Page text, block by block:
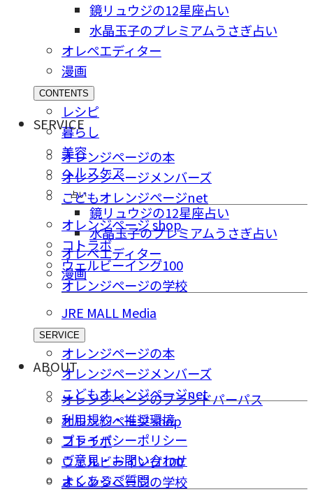
鏡リュウジの12星座占い
水晶玉子のプレミアムうさぎ占い
オレペエディター
漫画
CONTENTS
レシピ
暮らし
美容
ヘルスケア
占い
鏡リュウジの12星座占い
水晶玉子のプレミアムうさぎ占い
オレペエディター
漫画
SERVICE
オレンジページの本
オレンジページメンバーズ
こどもオレンジページnet
オレンジページ shop
コトラボ
ウェルビーイング100
オレンジページの学校
JRE MALL Media
SERVICE
オレンジページの本
オレンジページメンバーズ
こどもオレンジページnet
オレンジページ shop
コトラボ
ウェルビーイング100
オレンジページの学校
ABOUT
オレンジページのブランドパーパス
利用規約・推奨環境
プライバシーポリシー
ご意⾒・お問い合わせ
よくあるご質問